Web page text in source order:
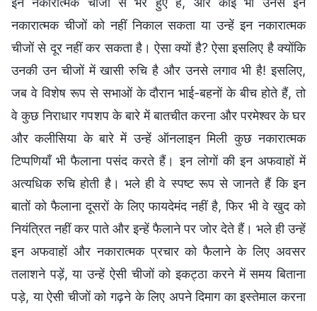
नकारात्मक चीजों को नहीं निकाल सकता या उन्हें इन नकारात्मक
चीजों से दूर नहीं कर सकता है। ऐसा क्यों है? ऐसा इसलिए है क्योंकि
उनकी उन चीजों में खासी रुचि है और उनसे लगाव भी है! इसलिए,
जब वे विशेष रूप से सभाओं के दौरान भाई-बहनों के बीच होते हैं, तो
वे कुछ निराधार गपशप के बारे में बातचीत करना और परमेश्वर के घर
और कलीसिया के बारे में उन्हें ऑनलाइन मिली कुछ नकारात्मक
टिप्पणियाँ भी फैलाना पसंद करते हैं। इन लोगों की इन अफवाहों में
अत्यधिक रुचि होती है। भले ही वे स्पष्ट रूप से जानते हैं कि इन
बातों को फैलाना दूसरों के लिए फायदेमंद नहीं है, फिर भी वे खुद को
नियंत्रित नहीं कर पाते और इन्हें फैलाने पर जोर देते हैं। भले ही उन्हें
इन अफवाहों और नकारात्मक प्रचार को फैलाने के लिए अवसर
तलाशने पड़ें, या उन्हें ऐसी चीजों को इकट्ठा करने में समय बिताना
पड़े, या ऐसी चीजों को गढ़ने के लिए अपने दिमाग का इस्तेमाल करना